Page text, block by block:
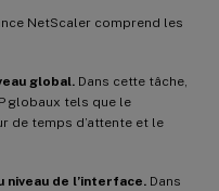
NetScaler comprend les
global. Dans cette tâche,
globaux tels que le
de temps d’attente et le
niveau de l’interface. Dans